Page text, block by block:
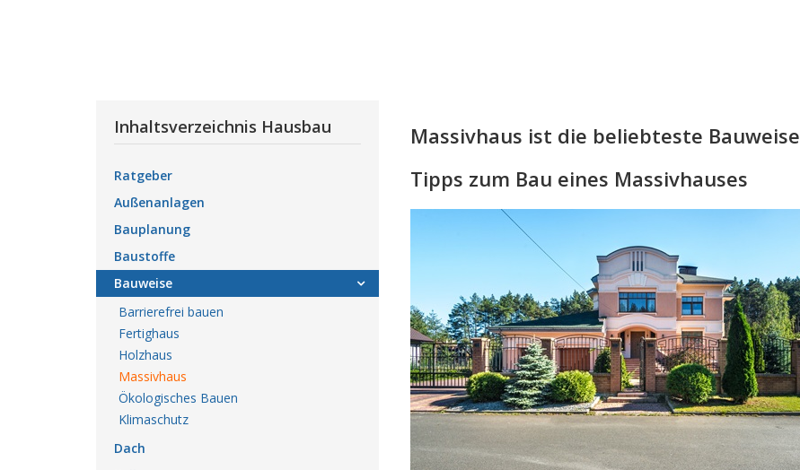
Massivhaus ist die beliebteste Bauweise
Tipps zum Bau eines Massivhauses
Inhaltsverzeichnis Hausbau
Ratgeber
Außenanlagen
Bauplanung
Baustoffe
Bauweise
Barrierefrei bauen
Fertighaus
Holzhaus
Massivhaus
Ökologisches Bauen
Klimaschutz
Dach